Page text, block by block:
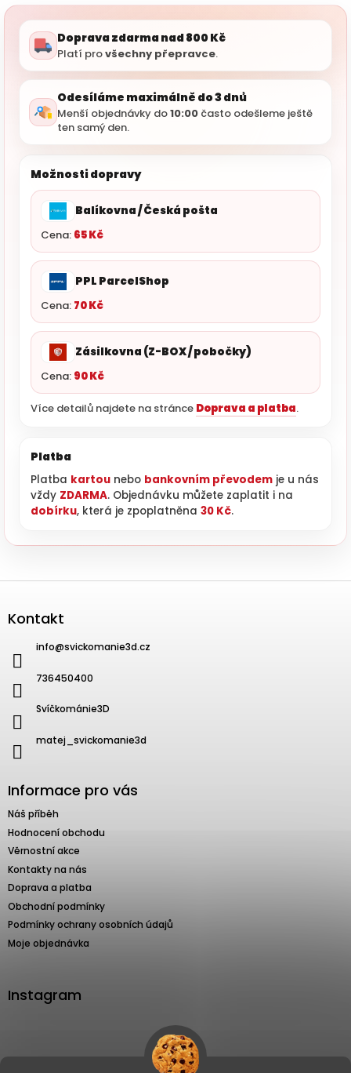
Doprava zdarma nad 800 Kč
Platí provšechny přepravce.
Odesíláme maximálně do 3 dnů
Menší objednávky do10:00 často odešleme ještě
ten samý den.
Možnosti dopravy
Balíkovna / Česká pošta
Cena: 65 Kč
PPL ParcelShop
Cena: 70 Kč
Zásilkovna (Z-BOX / pobočky)
Cena: 90 Kč
Více detailů najdete na stránce Doprava a platba.
Platba
Platba kartou nebo bankovním převodem je u nás
vždy ZDARMA. Objednávku můžete zaplatit i na
dobírku, která je zpoplatněna 30 Kč.
Kontakt
info@svickomanie3d.cz
736450400
Svíčkománie3D
matej_svickomanie3d
Informace pro vás
Náš příběh
Hodnocení obchodu
Věrnostní akce
Kontakty na nás
Doprava a platba
Obchodní podmínky
Podmínky ochrany osobních údajů
Moje objednávka
Instagram